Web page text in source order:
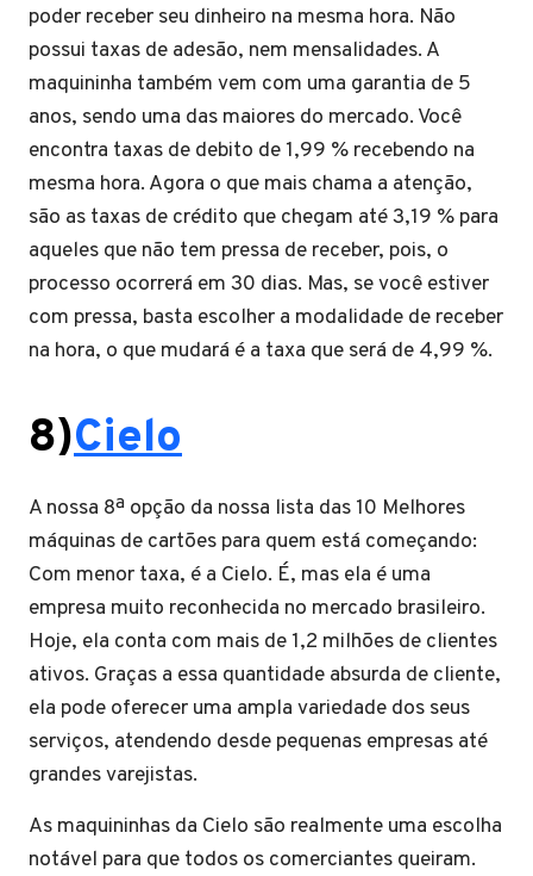
poder receber seu dinheiro na mesma hora. Não
possui taxas de adesão, nem mensalidades. A
maquininha também vem com uma garantia de 5
anos, sendo uma das maiores do mercado. Você
encontra taxas de debito de 1,99 % recebendo na
mesma hora. Agora o que mais chama a atenção,
são as taxas de crédito que chegam até 3,19 % para
aqueles que não tem pressa de receber, pois, o
processo ocorrerá em 30 dias. Mas, se você estiver
com pressa, basta escolher a modalidade de receber
na hora, o que mudará é a taxa que será de 4,99 %.
8)Cielo
A nossa 8ª opção da nossa lista das 10 Melhores
máquinas de cartões para quem está começando:
Com menor taxa, é a Cielo. É, mas ela é uma
empresa muito reconhecida no mercado brasileiro.
Hoje, ela conta com mais de 1,2 milhões de clientes
ativos. Graças a essa quantidade absurda de cliente,
ela pode oferecer uma ampla variedade dos seus
serviços, atendendo desde pequenas empresas até
grandes varejistas.
As maquininhas da Cielo são realmente uma escolha
notável para que todos os comerciantes queiram.